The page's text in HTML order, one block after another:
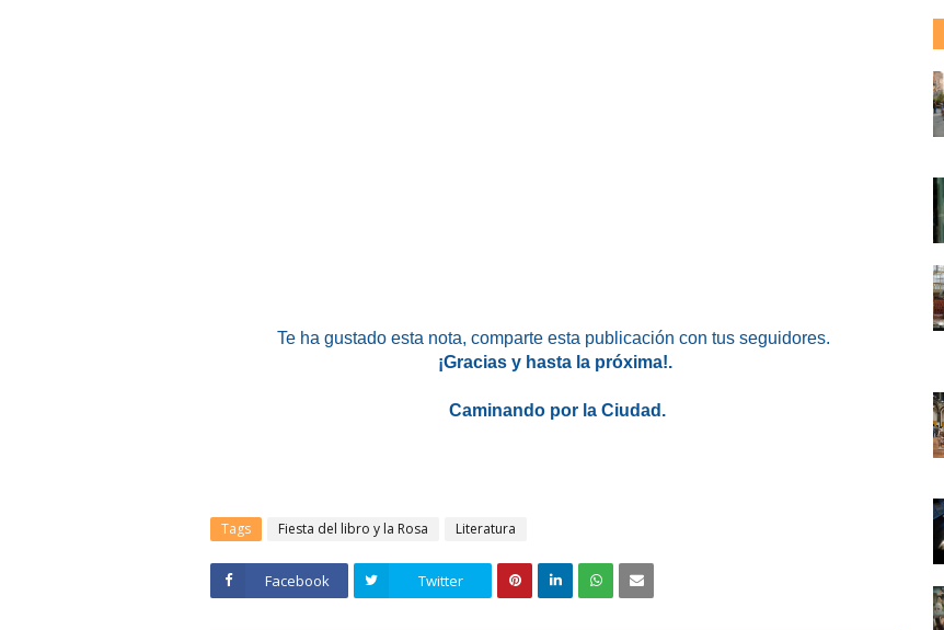
Te ha gustado esta nota, comparte esta publicación con tus seguidores.
¡Gracias y hasta la próxima!.
Caminando por la Ciudad.
Tags Fiesta del libro y la Rosa Literatura
Facebook Twitter